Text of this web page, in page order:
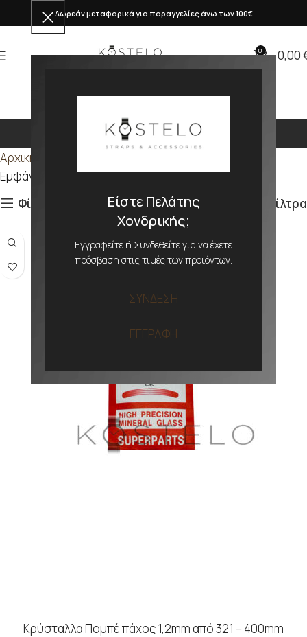
Είστε Πελάτης
Χονδρικής;
Εγγραφείτε ή Συνδεθείτε για να έχετε
πρόσβαση στις τιμές των προϊόντων.
ΣΥΝΔΕΣΗ
ΕΓΓΡΑΦΗ
Δωρεάν μεταφορικά για παραγγελίες άνω των 100€
0 0,00
386mm
Αρχική σελίδα
Εμφάνιση του μοναδικού αποτελέσματος
Φίλτρα
Φίλτρα
Κρύσταλλα Πομπέ πάχος 1,2mm από 321 – 400mm